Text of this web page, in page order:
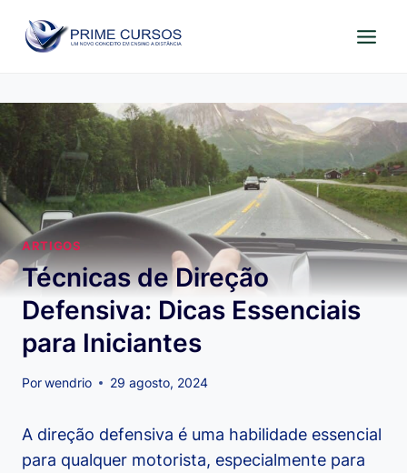
para
ARTIGOS
Técnicas de Direção
Defensiva: Dicas Essenciais
para Iniciantes
Porwendrio 29 agosto, 2024
A direção defensiva é uma habilidade essencial
para qualquer motorista, especialmente para